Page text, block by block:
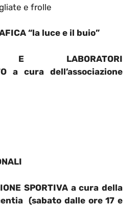
e frolle
“la luce e il buio”
E LABORATORI
a cura dell’associazione
SPORTIVA a cura della
(sabato dalle ore 17 e